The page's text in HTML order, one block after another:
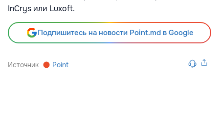
InCrys или Luxoft.
Подпишитесь на новости Point.md в Google
Источник Point